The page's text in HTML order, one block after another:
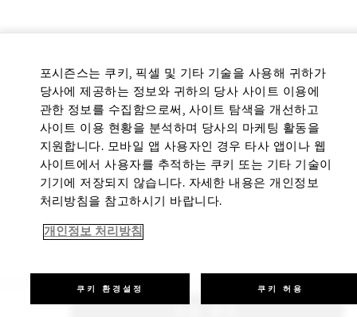
포시즌스는 쿠키, 픽셀 및 기타 기술을 사용해 귀하가
당사에 제공하는 정보와 귀하의 당사 사이트 이용에
관한 정보를 수집함으로써, 사이트 탐색을 개선하고
사이트 이용 현황을 분석하며 당사의 마케팅 활동을
지원합니다. 모바일 앱 사용자인 경우 타사 앱이나 웹
사이트에서 사용자를 추적하는 쿠키 또는 기타 기술이
기기에 저장되지 않습니다. 자세한 내용은 개인정보
처리방침을 참고하시기 바랍니다.
개인정보 처리방침
쿠키 환경설정 쿠키 허용